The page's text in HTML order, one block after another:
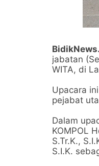
jabatan
WITA, di
Upacara
pejabat
Dalam
KOMPOL
S.Tr.K.,
S.I.K.